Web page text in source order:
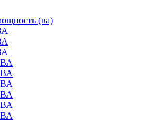
(ва)
ВА
ВА
ВА
ВА